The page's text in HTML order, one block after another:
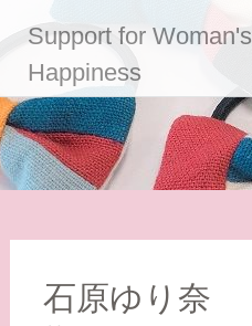
ン
ン
ツ
へ
ス
Support for Woman's
Happiness
石原ゆり奈